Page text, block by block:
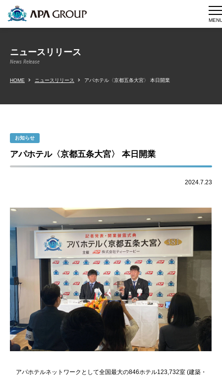
ニュースリリース
News Release
HOME ニュースリリース アパホテル〈京都五条大宮〉 本日開業
お知らせ
アパホテル〈京都五条大宮〉 本日開業
2024.7.23
アパホテルネットワークとして全国最大の846ホテル123,732室 (建築・